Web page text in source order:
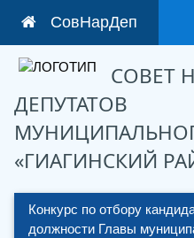
СовНарДеп
СОВЕТ
ДЕПУТАТОВ
«ГИАГИНСКИЙ
Конкурс по отбору
должности Главы